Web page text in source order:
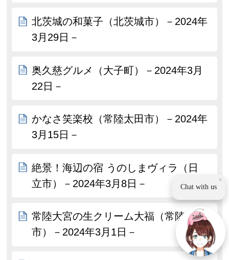
北茨城の和菓子（北茨城市）－2024年
3月29日－
奥久慈グルメ（大子町）－2024年3月
22日－
かなさ笑楽校（常陸太田市）－2024年
3月15日－
絶景！海辺の宿 うのしまヴィラ（日
立市）－2024年3月8日－
常陸大宮の生クリーム大福（常陸大宮
市）－2024年3月1日－
×
Chat with us